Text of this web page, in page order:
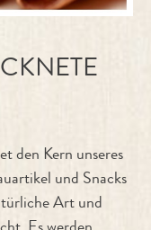
den Kern unseres
und Snacks
Art und